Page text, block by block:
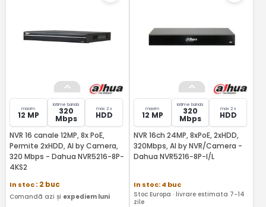
maxim
12 MP
latime banda
320
Mbps
max 2 x
HDD
NVR 16 canale 12MP, 8x PoE,
Permite 2xHDD, AI by Camera,
320 Mbps - Dahua NVR5216-8P-
4KS2
In stoc: 2 buc
Comandă azi și expediem luni
maxim
12 MP
latime banda
320
Mbps
max 2 x
HDD
NVR 16ch 24MP, 8xPoE, 2xHDD,
320Mbps, AI by NVR/Camera -
Dahua NVR5216-8P-I/L
In stoc: 4 buc
Stoc Europa · livrare estimata 7-14
zile